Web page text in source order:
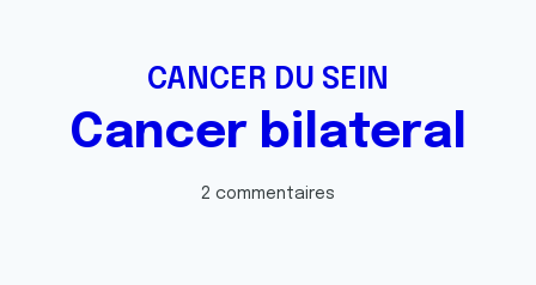
CANCER DU SEIN
Cancer bilateral
2 commentaires